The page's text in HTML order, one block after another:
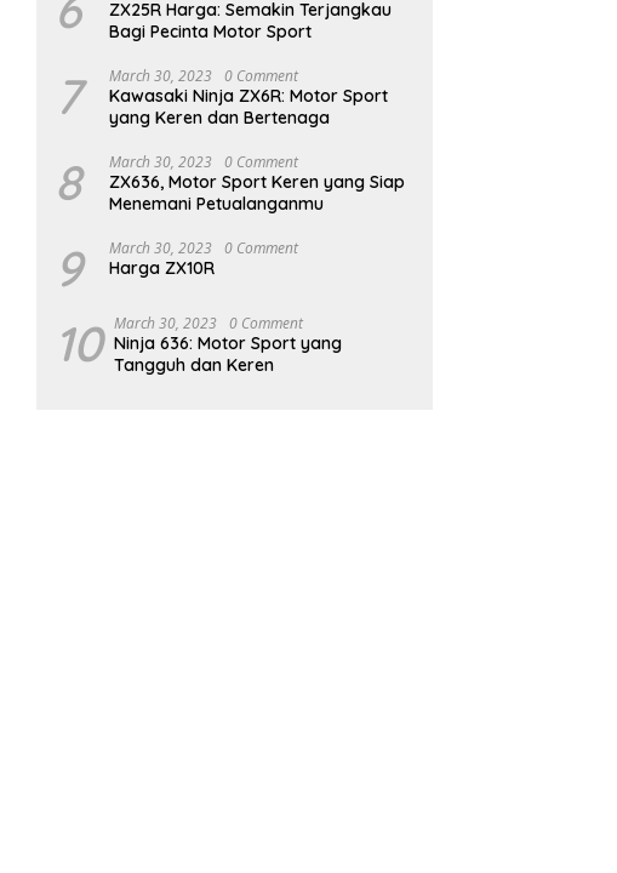
ZX25R Harga: Semakin Terjangkau
Bagi Pecinta Motor Sport
7 March 30, 2023 0 Comment
Kawasaki Ninja ZX6R: Motor Sport
yang Keren dan Bertenaga
8 March 30, 2023 0 Comment
ZX636, Motor Sport Keren yang Siap
Menemani Petualanganmu
9 March 30, 2023 0 Comment
Harga ZX10R
10 March 30, 2023 0 Comment
Ninja 636: Motor Sport yang
Tangguh dan Keren